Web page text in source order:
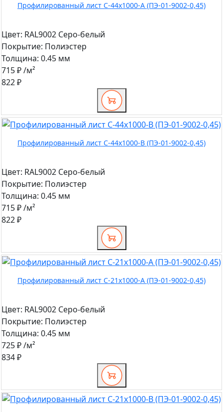
Профилированный лист С-44x1000-A (ПЭ-01-9002-0,45)
Цвет: RAL9002 Серо-белый
Покрытие: Полиэстер
Толщина: 0.45 мм
715 ₽/м²
822 ₽
Профилированный лист С-44x1000-B (ПЭ-01-9002-0,45)
Цвет: RAL9002 Серо-белый
Покрытие: Полиэстер
Толщина: 0.45 мм
715 ₽/м²
822 ₽
Профилированный лист С-21x1000-A (ПЭ-01-9002-0,45)
Цвет: RAL9002 Серо-белый
Покрытие: Полиэстер
Толщина: 0.45 мм
725 ₽/м²
834 ₽